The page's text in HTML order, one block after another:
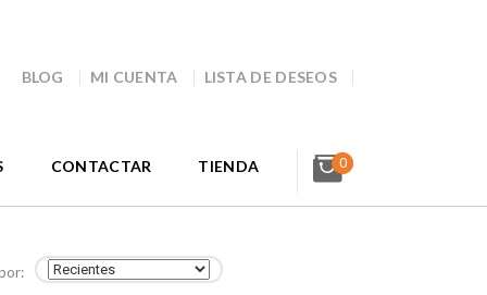
BLOG MI CUENTA LISTA DE DESEOS
CONTACTAR TIENDA 0